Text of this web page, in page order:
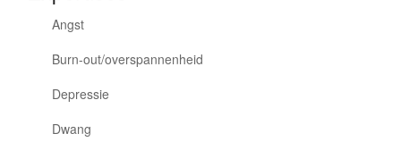
Angst
Burn-out/overspannenheid
Depressie
Dwang